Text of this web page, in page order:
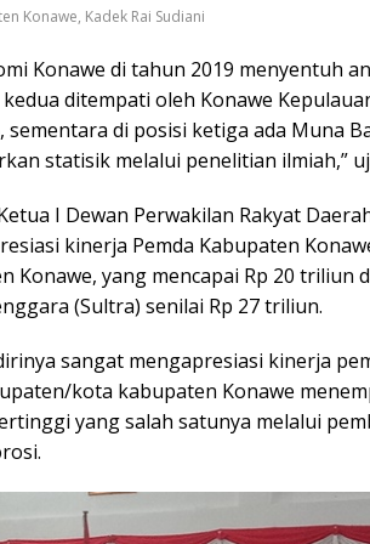
Konawe, Kadek Rai Sudiani
Konawe di tahun 2019 menyentuh
ditempati oleh Konawe
sementara di posisi ketiga ada Muna
statisik melalui penelitian ilmiah,”
I Dewan Perwakilan Rakyat
kinerja Pemda Kabupaten
Konawe, yang mencapai Rp 20 triliun
(Sultra) senilai Rp 27 triliun.
sangat mengapresiasi kinerja
kota kabupaten Konawe
yang salah satunya melalui